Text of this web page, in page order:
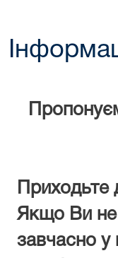
Приходьте
Якщо Ви не
завчасно у